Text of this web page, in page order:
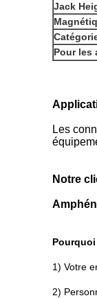
Jack
Pour les
Les
Notre
1) Votre
2)